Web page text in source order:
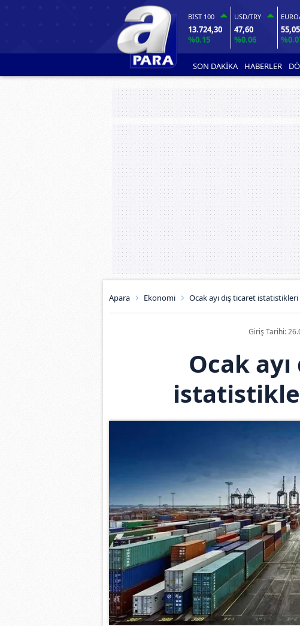
BIST 100
13.724,30
%0.15
USD/TRY
47,60
%0.06
55,05
SON DAKİKA HABERLER
Apara Ekonomi Ocak ayı dış ticaret istatistikleri
Giriş Tarihi:
Ocak